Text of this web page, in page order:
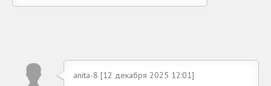
anita-8 [12 декабря 2025 12:01]